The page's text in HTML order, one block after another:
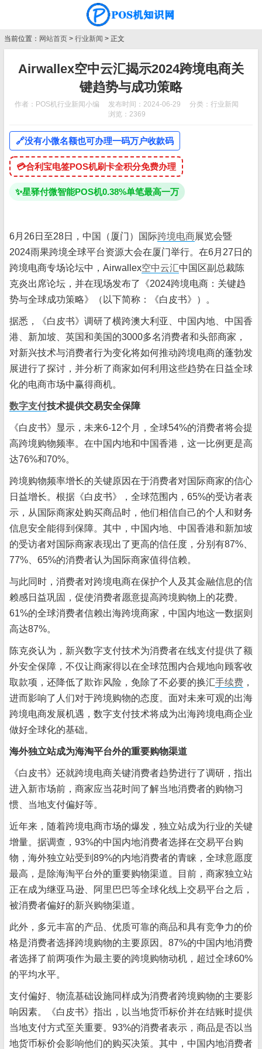
当前位置： 网站首页 > 行业新闻 > 正文
Airwallex空中云汇揭示2024跨境电商关
键趋势与成功策略
作者：POS机行业新闻小编 发布时间：2024-06-29 分类： 行业新闻
浏览：2369
🔗没有小微名额也可办理一码万户收款码
💳合利宝电签POS机刷卡全积分免费办理
✨星驿付微智能POS机0.38%单笔最高一万
6月26日至28日，中国（厦门）国际跨境电商展览会暨
2024雨果跨境全球平台资源大会在厦门举行。在6月27日的
跨境电商专场论坛中，Airwallex空中云汇中国区副总裁陈
克炎出席论坛，并在现场发布了《2024跨境电商：关键趋
势与全球成功策略》（以下简称：《白皮书》）。
据悉，《白皮书》调研了横跨澳大利亚、中国内地、中国香
港、新加坡、英国和美国的3000多名消费者和头部商家，
对新兴技术与消费者行为变化将如何推动跨境电商的蓬勃发
展进行了探讨，并分析了商家如何利用这些趋势在日益全球
化的电商市场中赢得商机。
数字支付技术提供交易安全保障
《白皮书》显示，未来6-12个月，全球54%的消费者将会提
高跨境购物频率。在中国内地和中国香港，这一比例更是高
达76%和70%。
跨境购物频率增长的关键原因在于消费者对国际商家的信心
日益增长。根据《白皮书》，全球范围内，65%的受访者表
示，从国际商家处购买商品时，他们相信自己的个人和财务
信息安全能得到保障。其中，中国内地、中国香港和新加坡
的受访者对国际商家表现出了更高的信任度，分别有87%、
77%、65%的消费者认为国际商家值得信赖。
与此同时，消费者对跨境电商在保护个人及其金融信息的信
赖感日益巩固，促使消费者愿意提高跨境购物上的花费。
61%的全球消费者信赖出海跨境商家，中国内地这一数据则
高达87%。
陈克炎认为，新兴数字支付技术为消费者在线支付提供了额
外安全保障，不仅让商家得以在全球范围内合规地向顾客收
取款项，还降低了欺诈风险，免除了不必要的换汇手续费 ，
进而影响了人们对于跨境购物的态度。面对未来可观的出海
跨境电商发展机遇，数字支付技术将成为出海跨境电商企业
做好全球化的基础。
海外独立站成为海淘平台外的重要购物渠道
《白皮书》还就跨境电商关键消费者趋势进行了调研，指出
进入新市场前，商家应当花时间了解当地消费者的购物习
惯、当地支付偏好等。
近年来，随着跨境电商市场的爆发，独立站成为行业的关键
增量。据调查，93%的中国内地消费者选择在交易平台购
物，海外独立站受到89%的内地消费者的青睐，全球意愿度
最高，是除海淘平台外的重要购物渠道。目前，商家独立站
正在成为继亚马逊、阿里巴巴等全球化线上交易平台之后，
被消费者偏好的新兴购物渠道。
此外，多元丰富的产品、优质可靠的商品和具有竞争力的价
格是消费者选择跨境购物的主要原因。87%的中国内地消费
者选择了前两项作为最主要的跨境购物动机，超过全球60%
的平均水平。
支付偏好、物流基础设施同样成为消费者跨境购物的主要影
响因素。《白皮书》指出，以当地货币标价并在结账时提供
当地支付方式至关重要。93%的消费者表示，商品是否以当
地货币标价会影响他们的购买决策。其中，中国内地消费者